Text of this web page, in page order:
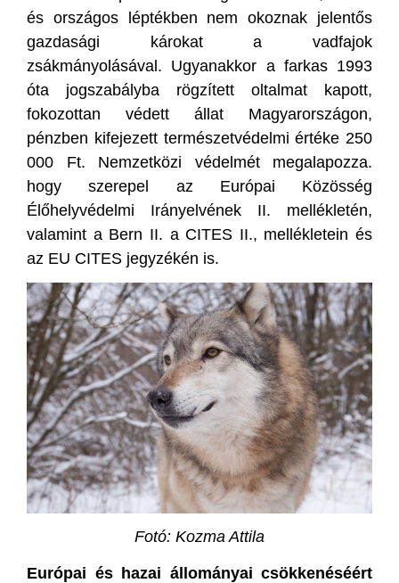
és országos léptékben nem okoznak jelentős
gazdasági károkat a vadfajok
zsákmányolásával. Ugyanakkor a farkas 1993
óta jogszabályba rögzített oltalmat kapott,
fokozottan védett állat Magyarországon,
pénzben kifejezett természetvédelmi értéke 250
000 Ft. Nemzetközi védelmét megalapozza.
hogy szerepel az Európai Közösség
Élőhelyvédelmi Irányelvének II. mellékletén,
valamint a Bern II. a CITES II., mellékletein és
az EU CITES jegyzékén is.
Fotó: Kozma Attila
Európai és hazai állományai csökkenéséért